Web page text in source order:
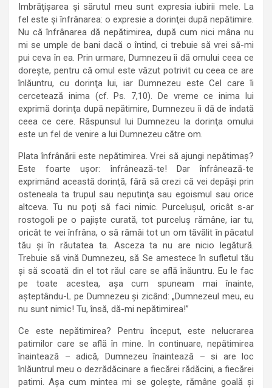
Imbrăţişarea şi sărutul meu sunt expresia iubirii mele. La
fel este şi înfrânarea: o expresie a dorinţei după nepătimire.
Nu că înfrânarea dă nepătimirea, după cum nici mâna nu
mi se umple de bani dacă o întind, ci trebuie să vrei să-mi
pui ceva în ea. Prin urmare, Dumnezeu îi dă omului ceea ce
doreşte, pentru că omul este văzut potrivit cu ceea ce are
înlăuntru, cu dorinţa lui, iar Dumnezeu este Cel care îi
cercetează inima (cf. Ps. 7,10). De vreme ce inima lui
exprimă dorinţa după nepătimire, Dumnezeu îi dă de îndată
ceea ce cere. Răspunsul lui Dumnezeu la dorinţa omului
este un fel de venire a lui Dumnezeu către om.
Plata înfrânării este nepătimirea. Vrei să ajungi nepătimaş?
Este foarte uşor: înfrânează-te! Dar înfrânează-te
exprimând această dorinţă, fără să crezi că vei depăşi prin
osteneala ta trupul sau neputinţa sau egoismul sau orice
altceva. Tu nu poţi să faci nimic. Purceluşul, oricât s-ar
rostogoli pe o pajişte curată, tot purceluş rămâne, iar tu,
oricât te vei înfrâna, o să rămâi tot un om tăvălit în păcatul
tău şi în răutatea ta. Asceza ta nu are nicio legătură.
Trebuie să vină Dumnezeu, să Se amestece în sufletul tău
şi să scoată din el tot răul care se află înăuntru. Eu le fac
pe toate acestea, aşa cum spuneam mai înainte,
aşteptându-L pe Dumnezeu şi zicând: „Dumnezeul meu, eu
nu sunt nimic! Tu, însă, dă-mi nepătimirea!”
Ce este nepătimirea? Pentru început, este nelucrarea
patimilor care se află în mine. In continuare, nepătimirea
înaintează – adică, Dumnezeu înaintează – si are loc
înlăuntrul meu o dezrădăcinare a fiecărei rădăcini, a fiecărei
patimi. Aşa cum mintea mi se goleşte, rămâne goală şi